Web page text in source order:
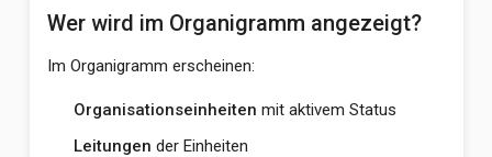
Wer wird im Organigramm angezeigt?
Im Organigramm erscheinen:
Organisationseinheiten mit aktivem Status
Leitungen der Einheiten